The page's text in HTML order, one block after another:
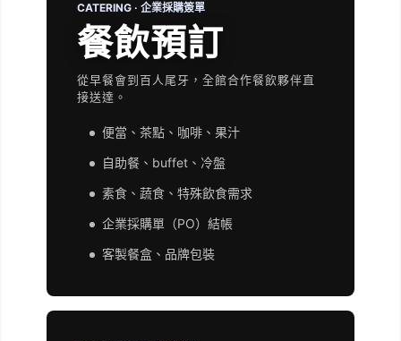
CATERING · 企業採購簽單
餐飲預訂
從早餐會到百人尾牙，全館合作餐飲夥伴直
接送達。
便當、茶點、咖啡、果汁
自助餐、buffet、冷盤
素食、蔬食、特殊飲食需求
企業採購單（PO）結帳
客製餐盒、品牌包裝